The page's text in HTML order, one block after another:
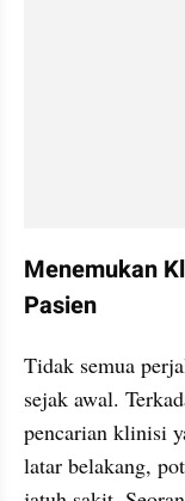
Menemukan
Pasien
Tidak semua
sejak awal.
pencarian klinisi
latar belakang,